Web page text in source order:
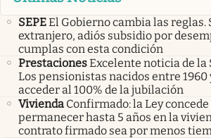
SEPEEl Gobierno cambia las reglas.
extranjero, adiós subsidio por
cumplas con esta condición
PrestacionesExcelente noticia de la
Los pensionistas nacidos entre 1960
acceder al 100% de la jubilación
Vivienda Confirmado: la Ley
permanecer hasta 5 años en la
contrato firmado sea por menos